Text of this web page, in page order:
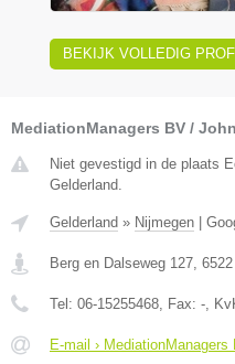
BEKIJK VOLLEDIG
MediationManagers BV /
Niet gevestigd in de plaats
Gelderland.
Gelderland » Nijmegen
Berg en Dalseweg 127
Tel: 06-15255468 , Fax: - ,
E-mail ›